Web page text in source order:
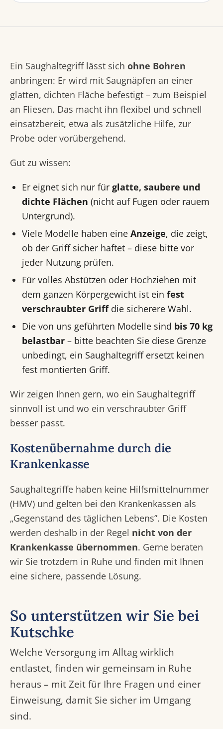
Ein Saughaltegriff lässt sich ohne Bohren
anbringen: Er wird mit Saugnäpfen an einer
glatten, dichten Fläche befestigt – zum Beispiel
an Fliesen. Das macht ihn flexibel und schnell
einsatzbereit, etwa als zusätzliche Hilfe, zur
Probe oder vorübergehend.
Gut zu wissen:
Er eignet sich nur für glatte, saubere und
dichte Flächen (nicht auf Fugen oder rauem
Untergrund).
Viele Modelle haben eine Anzeige, die zeigt,
ob der Griff sicher haftet – diese bitte vor
jeder Nutzung prüfen.
Für volles Abstützen oder Hochziehen mit
dem ganzen Körpergewicht ist ein fest
verschraubter Griffdie sicherere Wahl.
Die von uns geführten Modelle sind bis 70 kg
belastbar – bitte beachten Sie diese Grenze
unbedingt, ein Saughaltegriff ersetzt keinen
fest montierten Griff.
Wir zeigen Ihnen gern, wo ein Saughaltegriff
sinnvoll ist und wo ein verschraubter Griff
besser passt.
Kostenübernahme durch die
Krankenkasse
Saughaltegriffe haben keine Hilfsmittelnummer
(HMV) und gelten bei den Krankenkassen als
„Gegenstand des täglichen Lebens”. Die Kosten
werden deshalb in der Regel nicht von der
Krankenkasse übernommen. Gerne beraten
wir Sie trotzdem in Ruhe und finden mit Ihnen
eine sichere, passende Lösung.
So unterstützen wir Sie bei
Kutschke
Welche Versorgung im Alltag wirklich
entlastet, finden wir gemeinsam in Ruhe
heraus – mit Zeit für Ihre Fragen und einer
Einweisung, damit Sie sicher im Umgang
sind.